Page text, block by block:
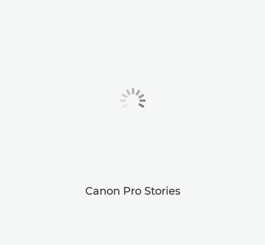
Canon Pro Stories